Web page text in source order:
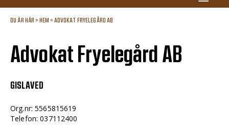
DU ÄR HÄR » HEM » ADVOKAT FRYELEGÅRD AB
Advokat Fryelegård AB
GISLAVED
Org.nr: 5565815619
Telefon: 037112400